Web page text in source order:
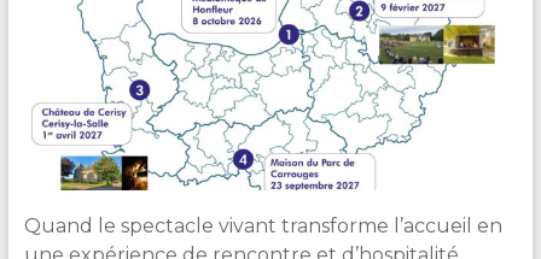
Quand le spectacle vivant transforme l’accueil en